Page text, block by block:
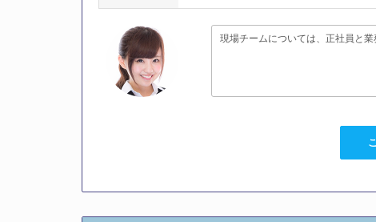
現場チームについては、正社員と